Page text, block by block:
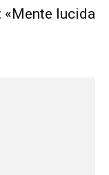
«Mente lucida